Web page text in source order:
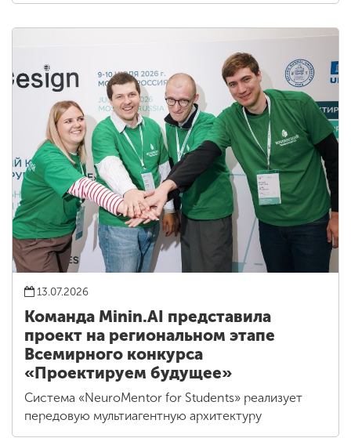
13.07.2026
Команда Minin.AI представила
проект на региональном этапе
Всемирного конкурса
«Проектируем будущее»
Система «NeuroMentor for Students» реализует
передовую мультиагентную архитектуру